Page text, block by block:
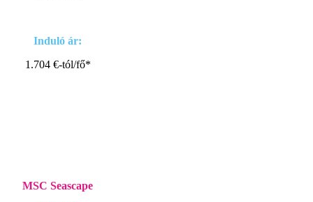
Induló ár:
1.704 €-tól/fő*
MSC Seascape